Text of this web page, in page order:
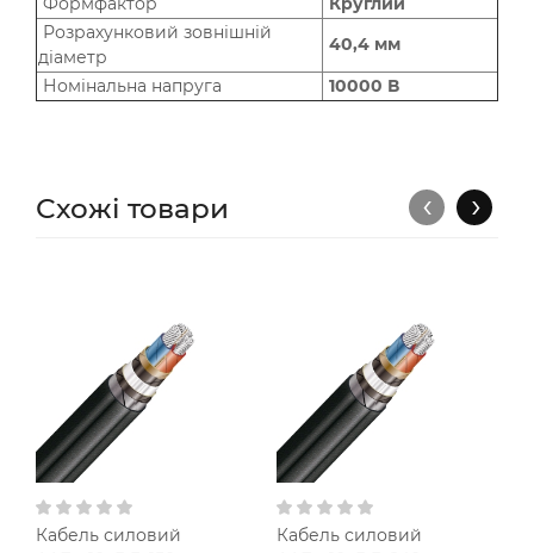
Розрахунковий зовнішній
діаметр
40,4 мм
Номінальна напруга
10000 В
Схожі товари
Кабель силовий
Кабель силовий
‹ ›